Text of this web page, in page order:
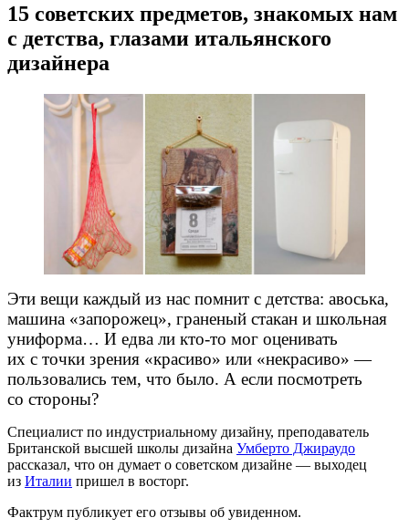
15 советских предметов, знакомых нам
с детства, глазами итальянского
дизайнера
Эти вещи каждый из нас помнит с детства: авоська,
машина «запорожец», граненый стакан и школьная
униформа… И едва ли кто-то мог оценивать
их с точки зрения «красиво» или «некрасиво» —
пользовались тем, что было. А если посмотреть
со стороны?
Специалист по индустриальному дизайну, преподаватель
Британской высшей школы дизайна Умберто Джираудо
рассказал, что он думает о советском дизайне — выходец
из Италии пришел в восторг.
Фактрум публикует его отзывы об увиденном.